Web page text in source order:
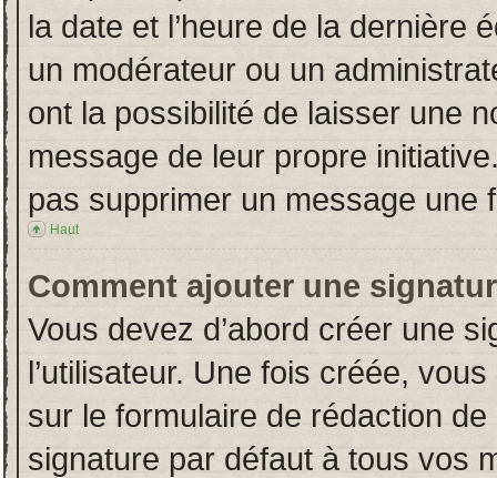
la date et l’heure de la dernière
un modérateur ou un
ont la possibilité de laisser une
message de leur propre
pas supprimer un message une
Haut
Comment ajouter une
Vous devez d’abord créer une
l’utilisateur. Une fois créée,
sur le formulaire de rédaction
signature par défaut à tous vos